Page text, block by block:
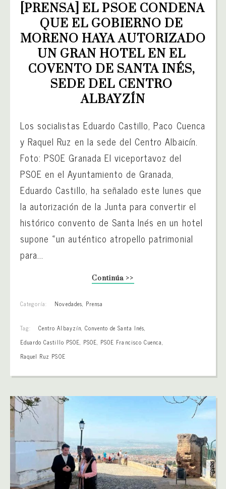
[PRENSA] EL PSOE CONDENA
QUE EL GOBIERNO DE
MORENO HAYA AUTORIZADO
UN GRAN HOTEL EN EL
COVENTO DE SANTA INÉS,
SEDE DEL CENTRO
ALBAYZÍN
Los socialistas Eduardo Castillo, Paco Cuenca
y Raquel Ruz en la sede del Centro Albaicín.
Foto: PSOE Granada El viceportavoz del
PSOE en el Ayuntamiento de Granada,
Eduardo Castillo, ha señalado este lunes que
la autorización de la Junta para convertir el
histórico convento de Santa Inés en un hotel
supone «un auténtico atropello patrimonial
para...
Continúa >>
Categoría: Novedades, Prensa
Tag: Centro Albayzín, Convento de Santa Inés,
Eduardo Castillo PSOE, PSOE, PSOE Francisco Cuenca,
Raquel Ruz PSOE